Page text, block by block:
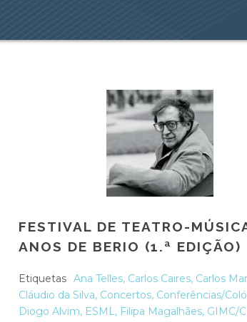
FESTIVAL DE TEATRO-
ANOS DE BERIO (1.ª EDIÇÃO)
Etiquetas Ana Telles, Carlos Caires, Carlos
Cláudio da Silva, Concertos, Conferências/
Diogo Alvim, ESML, Filipa Magalhães, GIMC/